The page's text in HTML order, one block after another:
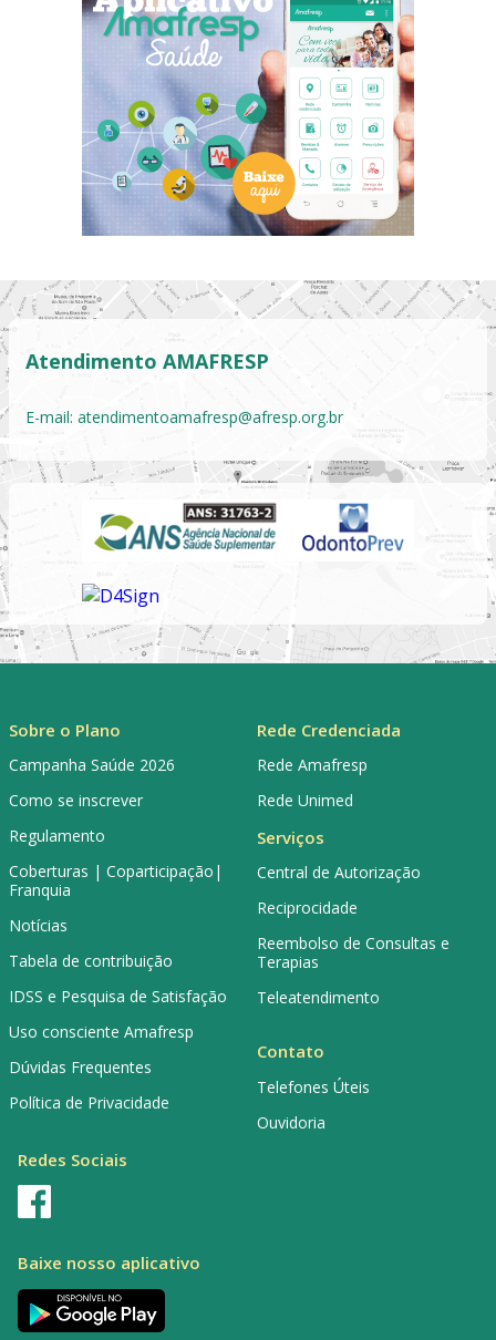
Atendimento AMAFRESP
E-mail: atendimentoamafresp@afresp.org.br
Sobre o Plano
Campanha Saúde 2026
Como se inscrever
Regulamento
Coberturas | Coparticipação|
Franquia
Notícias
Tabela de contribuição
IDSS e Pesquisa de Satisfação
Uso consciente Amafresp
Dúvidas Frequentes
Política de Privacidade
Rede Credenciada
Rede Amafresp
Rede Unimed
Serviços
Central de Autorização
Reciprocidade
Reembolso de Consultas e
Terapias
Teleatendimento
Contato
Telefones Úteis
Ouvidoria
Redes Sociais
Baixe nosso aplicativo